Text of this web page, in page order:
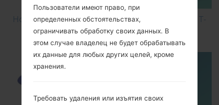
How to Hard Reset on Samsung Galaxy Ace 2 GT-
I8160L?
Пользователи имеют право, при
определенных обстоятельствах,
ограничивать обработку своих данных. В
этом случае владелец не будет обрабатывать
их данные для любых других целей, кроме
хранения.
Требовать удаления или изъятия своих